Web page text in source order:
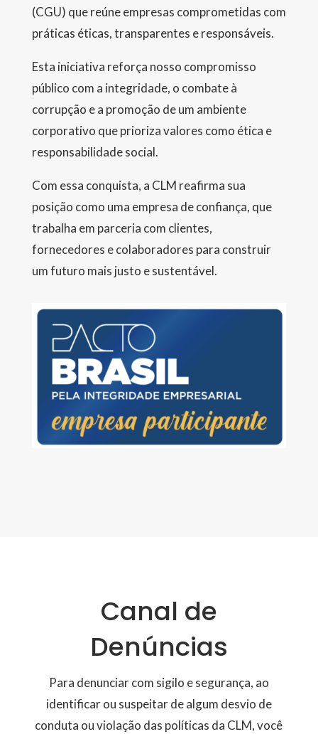
(CGU) que reúne empresas comprometidas com
práticas éticas, transparentes e responsáveis.
Esta iniciativa reforça nosso compromisso
público com a integridade, o combate à
corrupção e a promoção de um ambiente
corporativo que prioriza valores como ética e
responsabilidade social.
Com essa conquista, a CLM reafirma sua
posição como uma empresa de confiança, que
trabalha em parceria com clientes,
fornecedores e colaboradores para construir
um futuro mais justo e sustentável.
Canal de
Denúncias
Para denunciar com sigilo e segurança, ao
identificar ou suspeitar de algum desvio de
conduta ou violação das políticas da CLM, você